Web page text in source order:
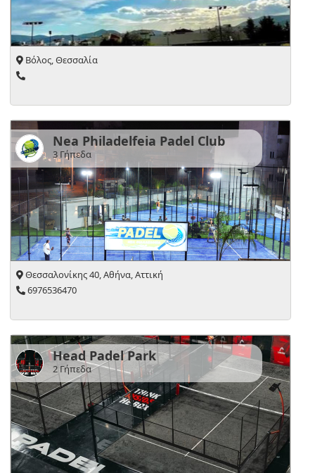
Βόλος, Θεσσαλία
Nea Philadelfeia Padel Club
3 Γήπεδα
Θεσσαλονίκης 40, Αθήνα, Αττική
6976536470
Head Padel Park
2 Γήπεδα